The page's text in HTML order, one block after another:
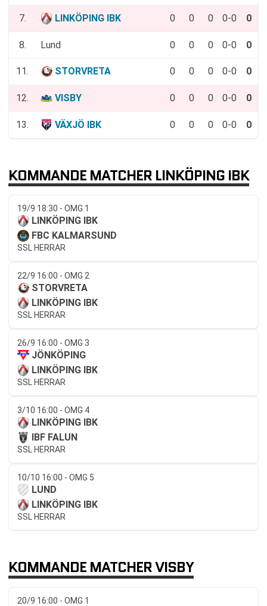
7. LINKÖPING IBK 0 0 0 0-0 0
8. Lund 0 0 0 0-0 0
11. STORVRETA 0 0 0 0-0 0
12. VISBY 0 0 0 0-0 0
13. VÄXJÖ IBK 0 0 0 0-0 0
KOMMANDE MATCHER LINKÖPING IBK
19/9 18:30 - OMG 1
LINKÖPING IBK
FBC KALMARSUND
SSL HERRAR
22/9 16:00 - OMG 2
STORVRETA
LINKÖPING IBK
SSL HERRAR
26/9 16:00 - OMG 3
JÖNKÖPING
LINKÖPING IBK
SSL HERRAR
3/10 16:00 - OMG 4
LINKÖPING IBK
IBF FALUN
SSL HERRAR
10/10 16:00 - OMG 5
LUND
LINKÖPING IBK
SSL HERRAR
KOMMANDE MATCHER VISBY
20/9 16:00 - OMG 1